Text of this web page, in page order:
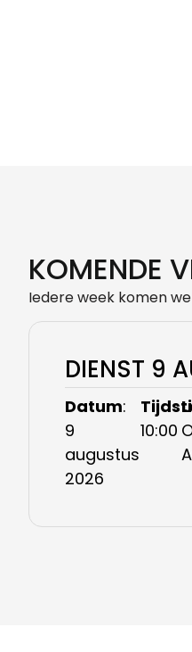
KOMENDE
Iedere week komen
DIENST 9
Datum:
9
augustus
2026
10:00